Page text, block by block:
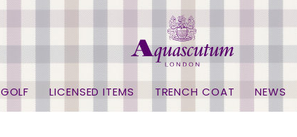
GOLF LICENSED ITEMS TRENCH COAT NEWS